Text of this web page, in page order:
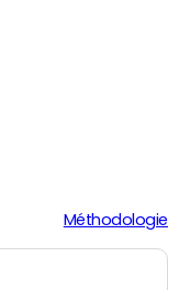
Méthodologie